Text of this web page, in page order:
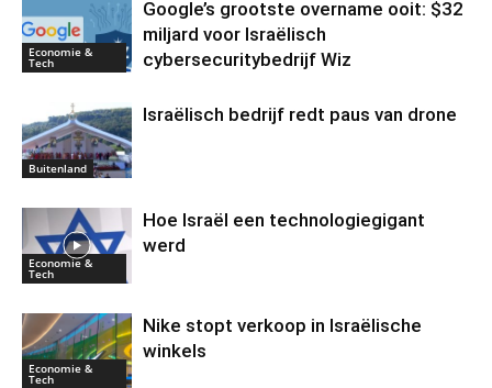
Economie &
Tech
Google’s grootste overname ooit: $32
miljard voor Israëlisch
cybersecuritybedrijf Wiz
Buitenland
Israëlisch bedrijf redt paus van drone
Economie &
Tech
Hoe Israël een technologiegigant
werd
Economie &
Tech
Nike stopt verkoop in Israëlische
winkels